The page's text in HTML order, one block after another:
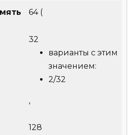
64(
32
варианты с этим
значением:
2/32
,
128